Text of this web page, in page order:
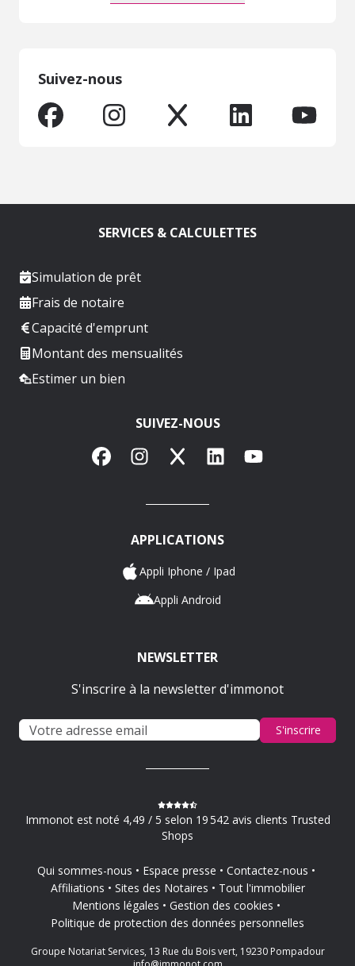
Suivez-nous
SERVICES & CALCULETTES
Simulation de prêt
Frais de notaire
Capacité d'emprunt
Montant des mensualités
Estimer un bien
SUIVEZ-NOUS
FacebookInstagram
X LinkedInYouTube
APPLICATIONS
Appli Iphone / Ipad
Appli Android
NEWSLETTER
S'inscrire à la newsletter d'immonot
S'inscrire
Immonot est noté 4,49 / 5 selon 19 542 avis clients Trusted
Shops
Qui sommes-nous Espace presse
Contactez-nous
Affiliations
Sites des Notaires
Tout l'immobilier
Mentions légales
Gestion des cookies
Politique de protection des données personnelles
Groupe Notariat Services, 13 Rue du Bois vert, 19230 Pompadour